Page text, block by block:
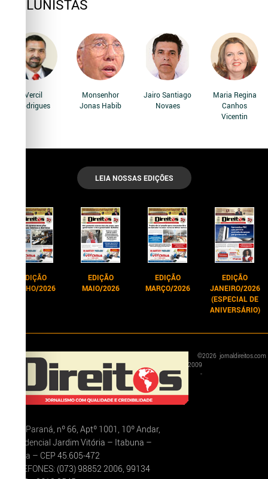
COLUNISTAS
Vercil
Rodrigues
Monsenhor
Jonas Habib
Jairo Santiago
Novaes
Maria Regina
Canhos
Vicentin
LEIA NOSSAS EDIÇÕES
EDIÇÃO
JUNHO/2026
EDIÇÃO
MAIO/2026
EDIÇÃO
MARÇO/2026
EDIÇÃO
JANEIRO/2026
(ESPECIAL DE
ANIVERSÁRIO)
Rua Paraná, nº 66, Aptº 1001, 10º Andar,
Residencial Jardim Vitória – Itabuna –
Bahia – CEP 45.605-472
TELEFONES: (073) 98852 2006, 99134
©
2009
-
2026 jornaldireitos.com